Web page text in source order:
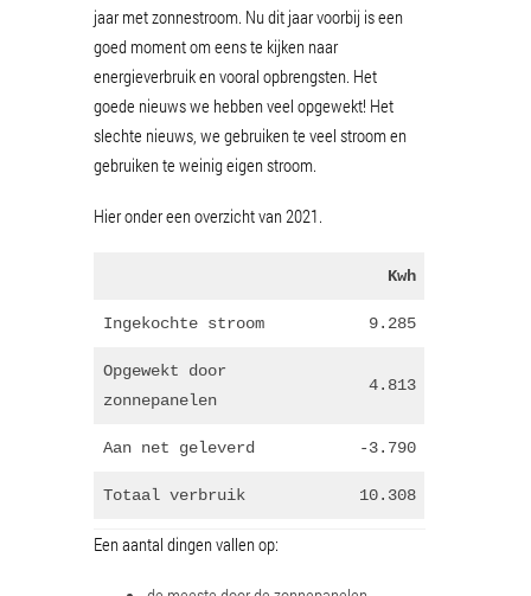
jaar met zonnestroom. Nu dit jaar voorbij is een
goed moment om eens te kijken naar
energieverbruik en vooral opbrengsten. Het
goede nieuws we hebben veel opgewekt! Het
slechte nieuws, we gebruiken te veel stroom en
gebruiken te weinig eigen stroom.
Hier onder een overzicht van 2021.
Kwh
Ingekochte stroom 9.285
Opgewekt door
zonnepanelen
4.813
Aan net geleverd -3.790
Totaal verbruik 10.308
Een aantal dingen vallen op: